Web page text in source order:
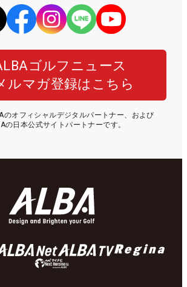
ゴルフニュース
ルマガ登録はこちら
のオフィシャルデジタルパートナー、および
の日本公式サイトパートナーです。